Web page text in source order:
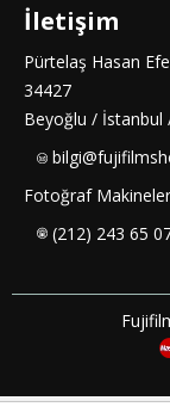
İletişim
Pürtelaş Hasan
34427
Beyoğlu / İstanbul
Fotoğraf
(212) 243 65